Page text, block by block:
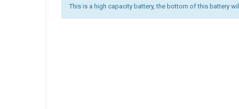
This is a high capacity battery, the bottom of this battery